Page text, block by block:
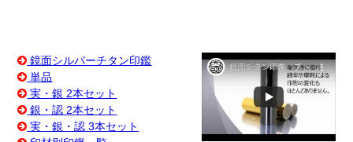
鏡面シルバーチタン印鑑
単品
実・銀 2本セット
銀・認 2本セット
実・銀・認 3本セット